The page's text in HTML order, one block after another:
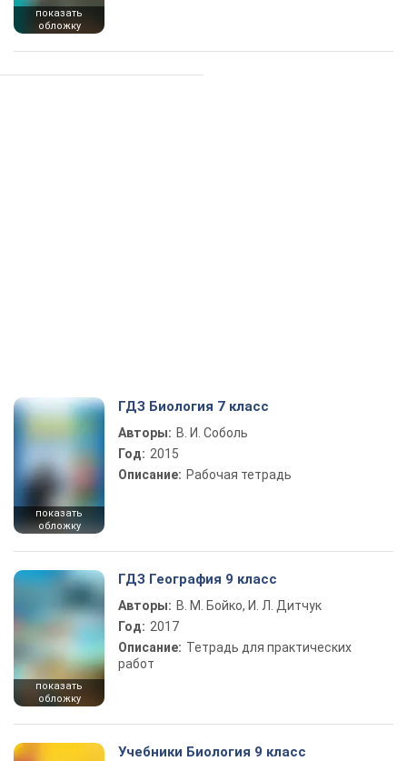
показать
обложку
показать
обложку
ГДЗ Биология 7 класс
Авторы: В. И. Соболь
Год: 2015
Описание: Рабочая тетрадь
показать
обложку
ГДЗ География 9 класс
Авторы: В. М. Бойко, И. Л. Дитчук
Год: 2017
Описание: Тетрадь для практических
работ
Учебники Биология 9 класс